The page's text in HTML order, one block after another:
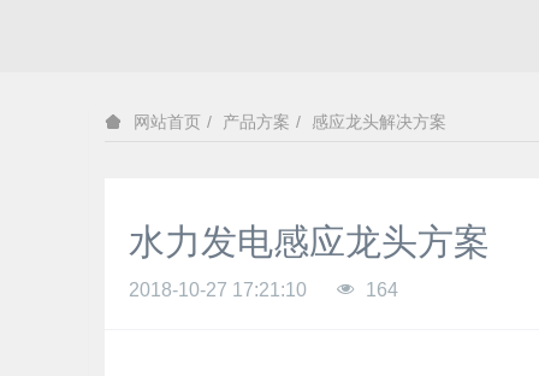
网站首页 产品方案 感应龙头解决方案
水力发电感应龙头方案
2018-10-27 17:21:10 164